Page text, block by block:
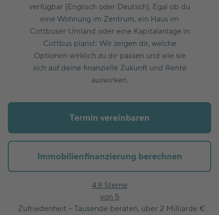
verfügbar (Englisch oder Deutsch). Egal ob du
eine Wohnung im Zentrum, ein Haus im
Cottbuser Umland oder eine Kapitalanlage in
Cottbus planst: Wir zeigen dir, welche
Optionen wirklich zu dir passen und wie sie
sich auf deine finanzielle Zukunft und Rente
auswirken.
Termin vereinbaren
Immobilienfinanzierung berechnen
4.9 Sterne
von 5
Zufriedenheit – Tausende beraten, über 2 Milliarde €